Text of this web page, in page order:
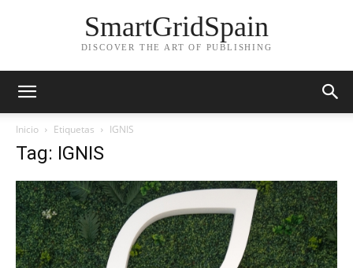
SmartGridSpain
DISCOVER THE ART OF PUBLISHING
Inicio Etiquetas IGNIS
Tag: IGNIS